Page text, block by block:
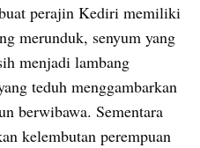
perajin Kediri memiliki
merunduk, senyum yang
menjadi lambang
teduh menggambarkan
berwibawa. Sementara
kelembutan perempuan